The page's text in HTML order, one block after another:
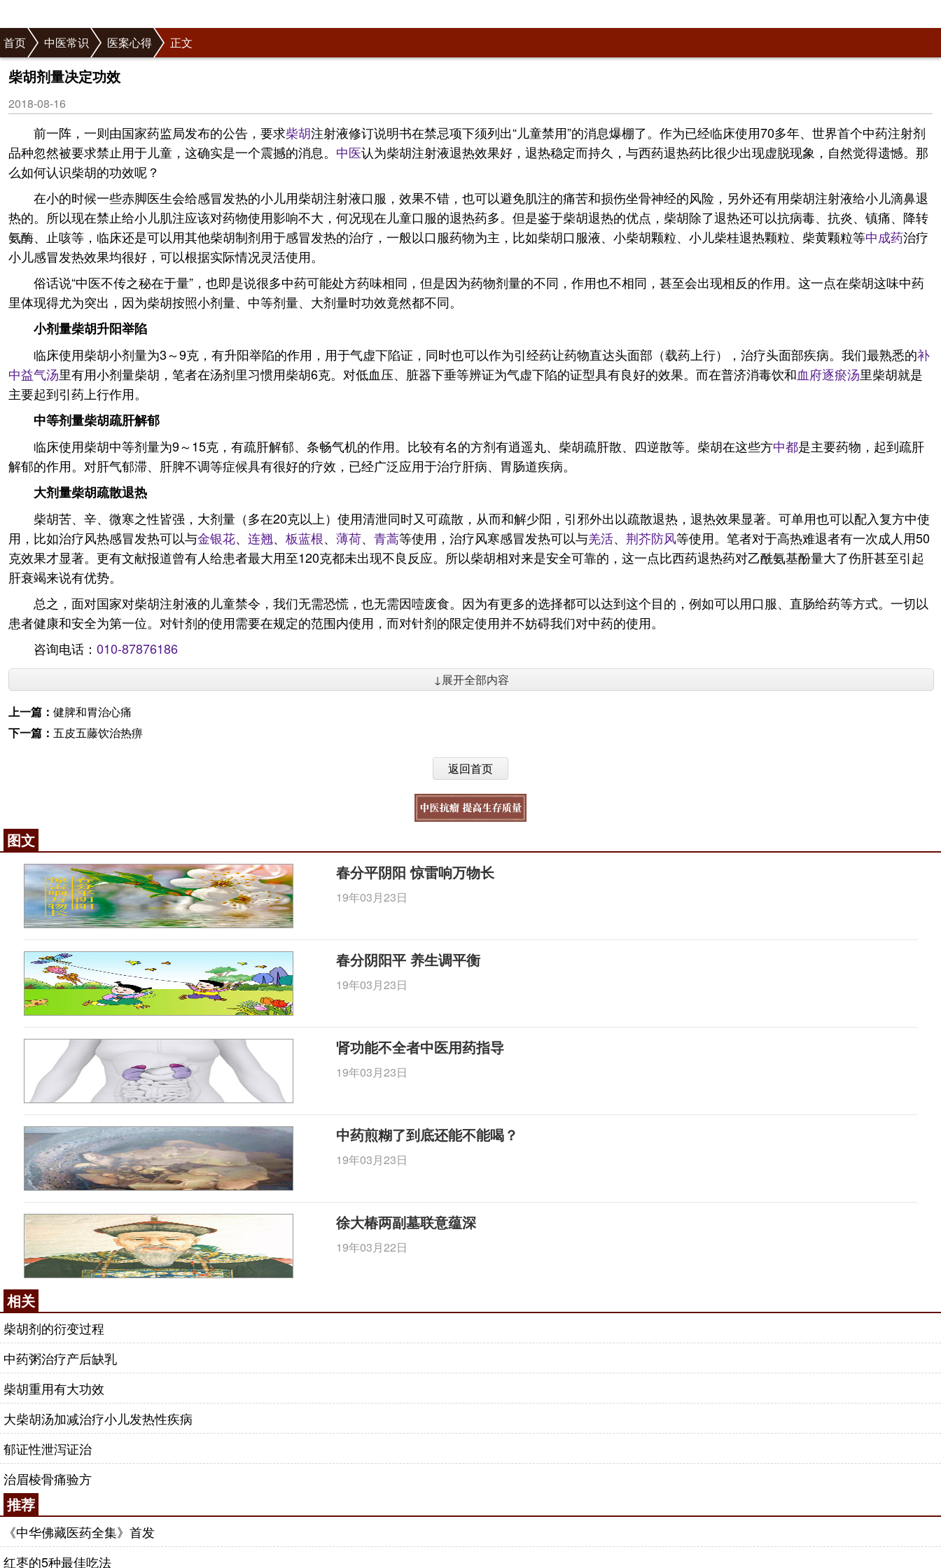
首页 中医常识 医案心得 正文
柴胡剂量决定功效
2018-08-16
前一阵，一则由国家药监局发布的公告，要求柴胡注射液修订说明书在禁忌项下须列出“儿童禁用”的消息爆棚了。作为已经临床使用70多年、世界首个中药注射剂
品种忽然被要求禁止用于儿童，这确实是一个震撼的消息。 中医认为柴胡注射液退热效果好，退热稳定而持久，与西药退热药比很少出现虚脱现象，自然觉得遗憾。那
么如何认识柴胡的功效呢？
在小的时候一些赤脚医生会给感冒发热的小儿用柴胡注射液口服，效果不错，也可以避免肌注的痛苦和损伤坐骨神经的风险，另外还有用柴胡注射液给小儿滴鼻退
热的。所以现在禁止给小儿肌注应该对药物使用影响不大，何况现在儿童口服的退热药多。但是鉴于柴胡退热的优点，柴胡除了退热还可以抗病毒、抗炎、镇痛、降转
氨酶、止咳等，临床还是可以用其他柴胡制剂用于感冒发热的治疗，一般以口服药物为主，比如柴胡口服液、小柴胡颗粒、小儿柴桂退热颗粒、柴黄颗粒等中成药治疗
小儿感冒发热效果均很好，可以根据实际情况灵活使用。
俗话说“中医不传之秘在于量”，也即是说很多中药可能处方药味相同，但是因为药物剂量的不同，作用也不相同，甚至会出现相反的作用。这一点在柴胡这味中药
里体现得尤为突出，因为柴胡按照小剂量、中等剂量、大剂量时功效竟然都不同。
小剂量柴胡升阳举陷
临床使用柴胡小剂量为3～9克，有升阳举陷的作用，用于气虚下陷证，同时也可以作为引经药让药物直达头面部（载药上行），治疗头面部疾病。我们最熟悉的补
中益气汤里有用小剂量柴胡，笔者在汤剂里习惯用柴胡6克。对低血压、脏器下垂等辨证为气虚下陷的证型具有良好的效果。而在普济消毒饮和血府逐瘀汤里柴胡就是
主要起到引药上行作用。
中等剂量柴胡疏肝解郁
临床使用柴胡中等剂量为9～15克，有疏肝解郁、条畅气机的作用。比较有名的方剂有逍遥丸、柴胡疏肝散、四逆散等。柴胡在这些方中都是主要药物，起到疏肝
解郁的作用。对肝气郁滞、肝脾不调等症候具有很好的疗效，已经广泛应用于治疗肝病、胃肠道疾病。
大剂量柴胡疏散退热
柴胡苦、辛、微寒之性皆强，大剂量（多在20克以上）使用清泄同时又可疏散，从而和解少阳，引邪外出以疏散退热，退热效果显著。可单用也可以配入复方中使
用，比如治疗风热感冒发热可以与金银花、 连翘、 板蓝根、 薄荷、 青蒿等使用，治疗风寒感冒发热可以与羌活、 荆芥防风等使用。笔者对于高热难退者有一次成人用50
克效果才显著。更有文献报道曾有人给患者最大用至120克都未出现不良反应。所以柴胡相对来是安全可靠的，这一点比西药退热药对乙酰氨基酚量大了伤肝甚至引起
肝衰竭来说有优势。
总之，面对国家对柴胡注射液的儿童禁令，我们无需恐慌，也无需因噎废食。因为有更多的选择都可以达到这个目的，例如可以用口服、直肠给药等方式。一切以
患者健康和安全为第一位。对针剂的使用需要在规定的范围内使用，而对针剂的限定使用并不妨碍我们对中药的使用。
咨询电话： 010-87876186
↓展开全部内容
上一篇： 健脾和胃治心痛
下一篇： 五皮五藤饮治热痹
返回首页
图文
春分平阴阳 惊雷响万物长
19年03月23日
春分阴阳平 养生调平衡
19年03月23日
肾功能不全者中医用药指导
19年03月23日
中药煎糊了到底还能不能喝？
19年03月23日
徐大椿两副墓联意蕴深
19年03月22日
相关
柴胡剂的衍变过程
中药粥治疗产后缺乳
柴胡重用有大功效
大柴胡汤加减治疗小儿发热性疾病
郁证性泄泻证治
治眉棱骨痛验方
推荐
《中华佛藏医药全集》首发
红枣的5种最佳吃法